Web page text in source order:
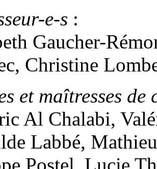
e-s :
Gaucher-
Christine
et maîtresses de
Al Chalabi,
Labbé,